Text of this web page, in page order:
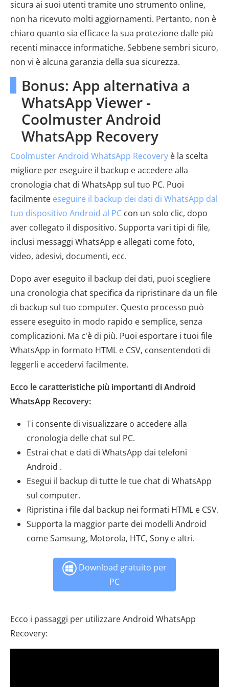
sicura ai suoi utenti tramite uno strumento online,
non ha ricevuto molti aggiornamenti. Pertanto, non è
chiaro quanto sia efficace la sua protezione dalle più
recenti minacce informatiche. Sebbene sembri sicuro,
non vi è alcuna garanzia della sua sicurezza.
Bonus: App alternativa a
WhatsApp Viewer -
Coolmuster Android
WhatsApp Recovery
Coolmuster Android WhatsApp Recovery è la scelta
migliore per eseguire il backup e accedere alla
cronologia chat di WhatsApp sul tuo PC. Puoi
facilmente eseguire il backup dei dati di WhatsApp dal
tuo dispositivo Android al PC con un solo clic, dopo
aver collegato il dispositivo. Supporta vari tipi di file,
inclusi messaggi WhatsApp e allegati come foto,
video, adesivi, documenti, ecc.
Dopo aver eseguito il backup dei dati, puoi scegliere
una cronologia chat specifica da ripristinare da un file
di backup sul tuo computer. Questo processo può
essere eseguito in modo rapido e semplice, senza
complicazioni. Ma c'è di più. Puoi esportare i tuoi file
WhatsApp in formato HTML e CSV, consentendoti di
leggerli e accedervi facilmente.
Ecco le caratteristiche più importanti di Android
WhatsApp Recovery:
Ti consente di visualizzare o accedere alla
cronologia delle chat sul PC.
Estrai chat e dati di WhatsApp dai telefoni
Android .
Esegui il backup di tutte le tue chat di WhatsApp
sul computer.
Ripristina i file dal backup nei formati HTML e CSV.
Supporta la maggior parte dei modelli Android
come Samsung, Motorola, HTC, Sony e altri.
Download gratuito per
PC
Ecco i passaggi per utilizzare Android WhatsApp
Recovery: